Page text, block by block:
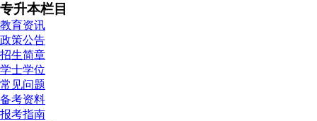
专升本栏目
教育资讯
政策公告
招生简章
学士学位
常见问题
备考资料
报考指南